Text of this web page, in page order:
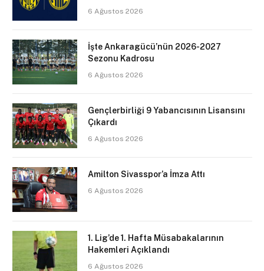
6 Ağustos 2026
İşte Ankaragücü’nün 2026-2027
Sezonu Kadrosu
6 Ağustos 2026
Gençlerbirliği 9 Yabancısının Lisansını
Çıkardı
6 Ağustos 2026
Amilton Sivasspor’a İmza Attı
6 Ağustos 2026
1. Lig’de 1. Hafta Müsabakalarının
Hakemleri Açıklandı
6 Ağustos 2026